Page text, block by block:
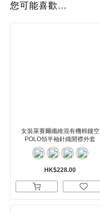
您可能喜歡...
女裝萊賽爾纖維混有機棉鏤空
POLO領半袖針織開襟外套
HK$228.00